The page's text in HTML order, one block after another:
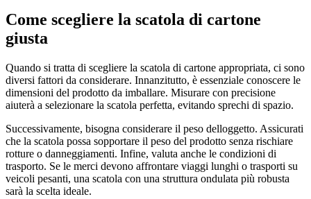
Come scegliere la scatola di cartone
giusta
Quando si tratta di scegliere la scatola di cartone appropriata, ci sono
diversi fattori da considerare. Innanzitutto, è essenziale conoscere le
dimensioni del prodotto da imballare. Misurare con precisione
aiuterà a selezionare la scatola perfetta, evitando sprechi di spazio.
Successivamente, bisogna considerare il peso delloggetto. Assicurati
che la scatola possa sopportare il peso del prodotto senza rischiare
rotture o danneggiamenti. Infine, valuta anche le condizioni di
trasporto. Se le merci devono affrontare viaggi lunghi o trasporti su
veicoli pesanti, una scatola con una struttura ondulata più robusta
sarà la scelta ideale.